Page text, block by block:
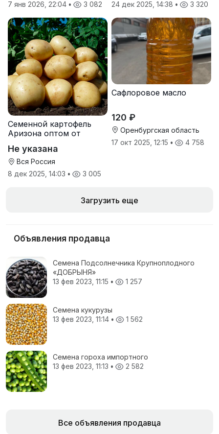
7 янв 2026, 22:04 • 3 082
24 дек 2025, 14:38 • 3 320
Семенной картофель
Аризона оптом от
Не указана
Вся Россия
8 дек 2025, 14:03 • 3 005
Сафлоровое масло
120 ₽
Оренбургская область
17 окт 2025, 12:15 • 4 758
Загрузить еще
Объявления продавца
Семена Подсолнечника Крупноплодного
«ДОБРЫНЯ»
13 фев 2023, 11:15 • 1 257
Семена кукурузы
13 фев 2023, 11:14 • 1 562
Семена гороха импортного
13 фев 2023, 11:13 • 2 582
Все объявления продавца